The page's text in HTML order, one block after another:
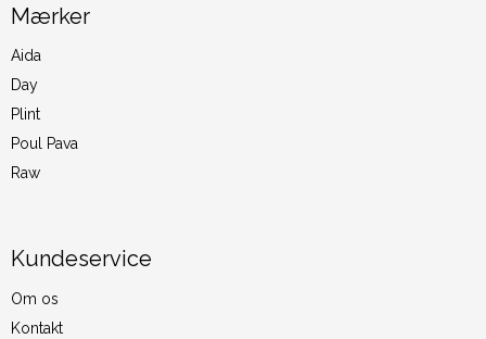
Mærker
Aida
Day
Plint
Poul Pava
Raw
Kundeservice
Om os
Kontakt